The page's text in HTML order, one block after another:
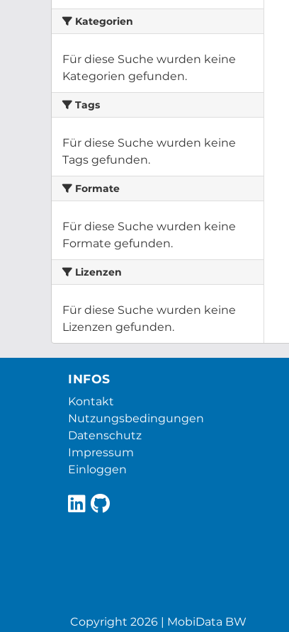
Kategorien
Für diese Suche wurden keine
Kategorien gefunden.
Tags
Für diese Suche wurden keine
Tags gefunden.
Formate
Für diese Suche wurden keine
Formate gefunden.
Lizenzen
Für diese Suche wurden keine
Lizenzen gefunden.
INFOS
Kontakt
Nutzungsbedingungen
Datenschutz
Impressum
Einloggen
Copyright 2026 | MobiData BW